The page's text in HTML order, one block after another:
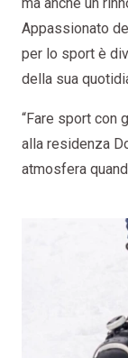
ma anche un
Appassionato
per lo sport è
della sua
“Fare sport con
alla residenza
atmosfera